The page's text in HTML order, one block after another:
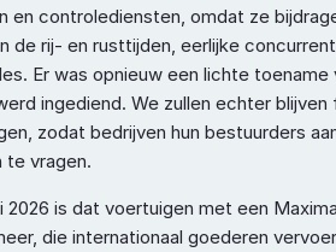
en controlediensten, omdat ze
de rij- en rusttijden, eerlijke
Er was opnieuw een lichte toename
ingediend. We zullen echter blijven
zodat bedrijven hun bestuurders
te vragen.
2026 is dat voertuigen met een
die internationaal goederen